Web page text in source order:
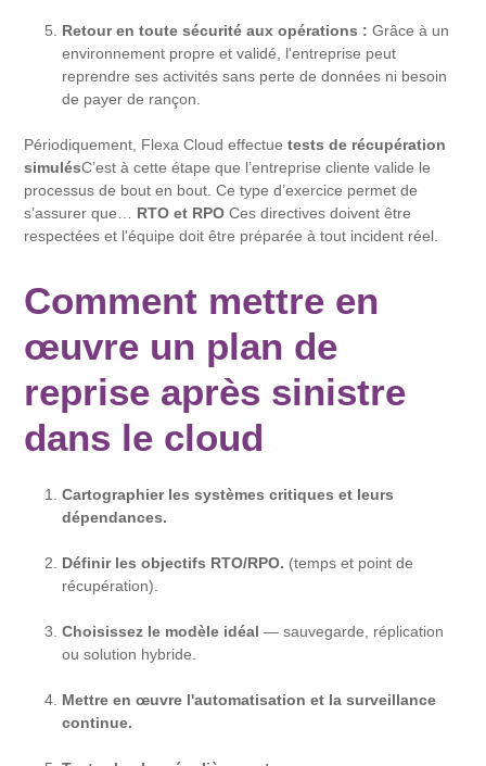
Retour en toute sécurité aux opérations : Grâce à un
environnement propre et validé, l'entreprise peut
reprendre ses activités sans perte de données ni besoin
de payer de rançon.
Périodiquement, Flexa Cloud effectuetests de récupération
simulésC’est à cette étape que l’entreprise cliente valide le
processus de bout en bout. Ce type d’exercice permet de
s’assurer que… RTO et RPO Ces directives doivent être
respectées et l'équipe doit être préparée à tout incident réel.
Comment mettre en
œuvre un plan de
reprise après sinistre
dans le cloud
Cartographier les systèmes critiques et leurs
dépendances.
Définir les objectifs RTO/RPO. (temps et point de
récupération).
Choisissez le modèle idéal — sauvegarde, réplication
ou solution hybride.
Mettre en œuvre l'automatisation et la surveillance
continue.